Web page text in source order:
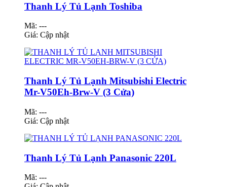
Thanh Lý Tủ Lạnh Toshiba
Mã: ---
Giá: Cập nhật
Thanh Lý Tủ Lạnh Mitsubishi Electric
Mr-V50Eh-Brw-V (3 Cửa)
Mã: ---
Giá: Cập nhật
Thanh Lý Tủ Lạnh Panasonic 220L
Mã: ---